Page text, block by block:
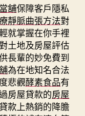
舖保障客戶隱私
靜脈曲張方法對
就掌握在你手裡
土地及房屋評估
長輩的妙免費到
為在地知名合法
悲觀酵素食品有
房屋貸款的房屋
款上熱銷的降膽